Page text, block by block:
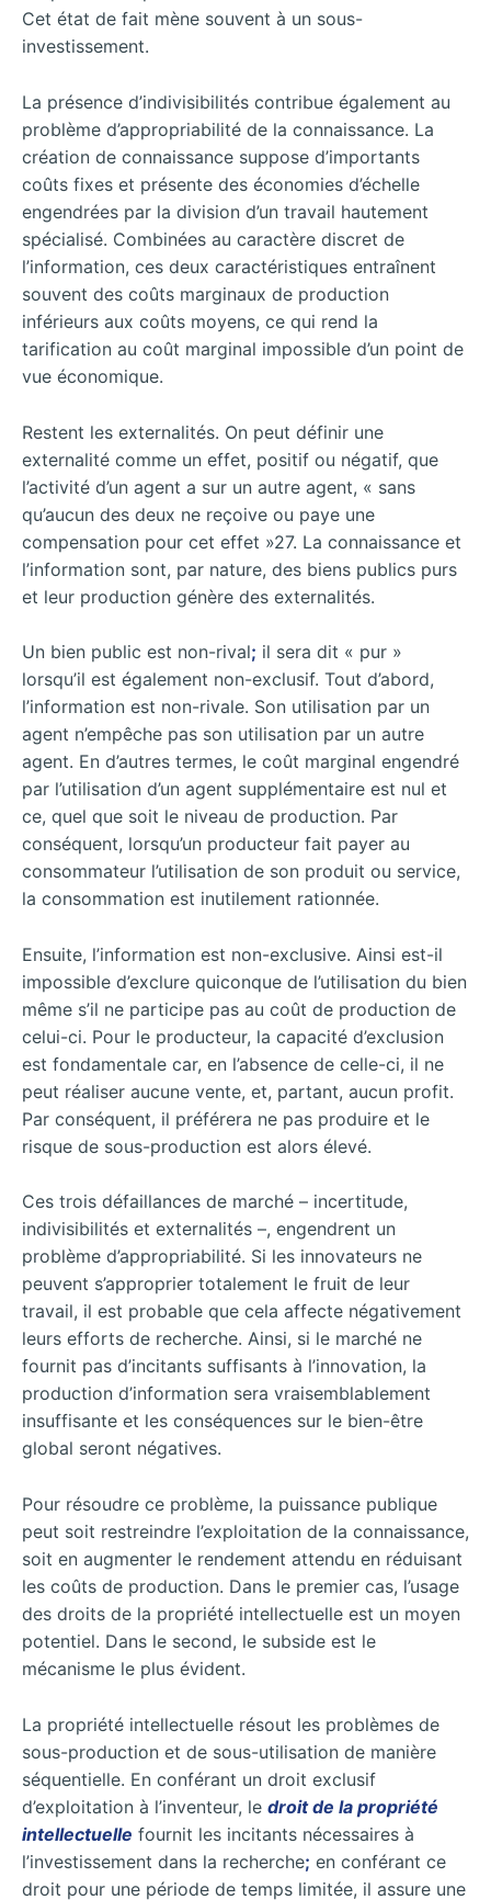
Cet état de fait mène souvent à un sous-
investissement.
La présence d’indivisibilités contribue également au
problème d’appropriabilité de la connaissance. La
création de connaissance suppose d’importants
coûts fixes et présente des économies d’échelle
engendrées par la division d’un travail hautement
spécialisé. Combinées au caractère discret de
l’information, ces deux caractéristiques entraînent
souvent des coûts marginaux de production
inférieurs aux coûts moyens, ce qui rend la
tarification au coût marginal impossible d’un point de
vue économique.
Restent les externalités. On peut définir une
externalité comme un effet, positif ou négatif, que
l’activité d’un agent a sur un autre agent, « sans
qu’aucun des deux ne reçoive ou paye une
compensation pour cet effet »27. La connaissance et
l’information sont, par nature, des biens publics purs
et leur production génère des externalités.
Un bien public est non-rival; il sera dit « pur »
lorsqu’il est également non-exclusif. Tout d’abord,
l’information est non-rivale. Son utilisation par un
agent n’empêche pas son utilisation par un autre
agent. En d’autres termes, le coût marginal engendré
par l’utilisation d’un agent supplémentaire est nul et
ce, quel que soit le niveau de production. Par
conséquent, lorsqu’un producteur fait payer au
consommateur l’utilisation de son produit ou service,
la consommation est inutilement rationnée.
Ensuite, l’information est non-exclusive. Ainsi est-il
impossible d’exclure quiconque de l’utilisation du bien
même s’il ne participe pas au coût de production de
celui-ci. Pour le producteur, la capacité d’exclusion
est fondamentale car, en l’absence de celle-ci, il ne
peut réaliser aucune vente, et, partant, aucun profit.
Par conséquent, il préférera ne pas produire et le
risque de sous-production est alors élevé.
Ces trois défaillances de marché – incertitude,
indivisibilités et externalités –, engendrent un
problème d’appropriabilité. Si les innovateurs ne
peuvent s’approprier totalement le fruit de leur
travail, il est probable que cela affecte négativement
leurs efforts de recherche. Ainsi, si le marché ne
fournit pas d’incitants suffisants à l’innovation, la
production d’information sera vraisemblablement
insuffisante et les conséquences sur le bien-être
global seront négatives.
Pour résoudre ce problème, la puissance publique
peut soit restreindre l’exploitation de la connaissance,
soit en augmenter le rendement attendu en réduisant
les coûts de production. Dans le premier cas, l’usage
des droits de la propriété intellectuelle est un moyen
potentiel. Dans le second, le subside est le
mécanisme le plus évident.
La propriété intellectuelle résout les problèmes de
sous-production et de sous-utilisation de manière
séquentielle. En conférant un droit exclusif
d’exploitation à l’inventeur, le droit de la propriété
intellectuelle fournit les incitants nécessaires à
l’investissement dans la recherche; en conférant ce
droit pour une période de temps limitée, il assure une